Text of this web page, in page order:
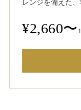
¥2,660〜